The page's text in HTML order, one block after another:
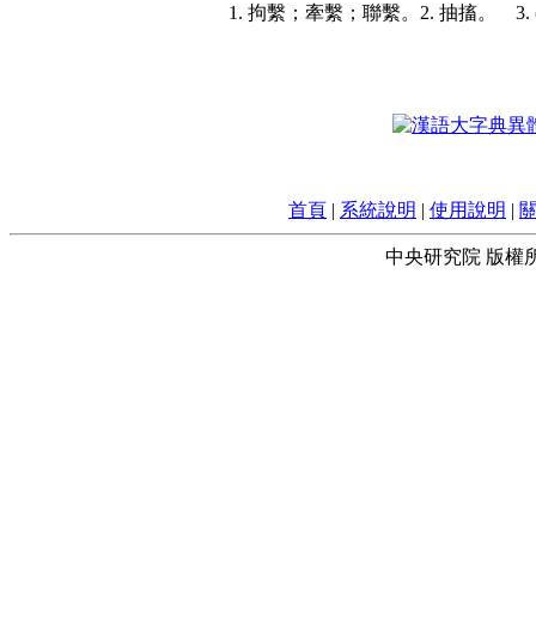
1. 拘繫；牽繫；聯繫。 2. 抽搐。 3.
首頁 | 系統說明 | 使用說明 |
中央研究院 版權